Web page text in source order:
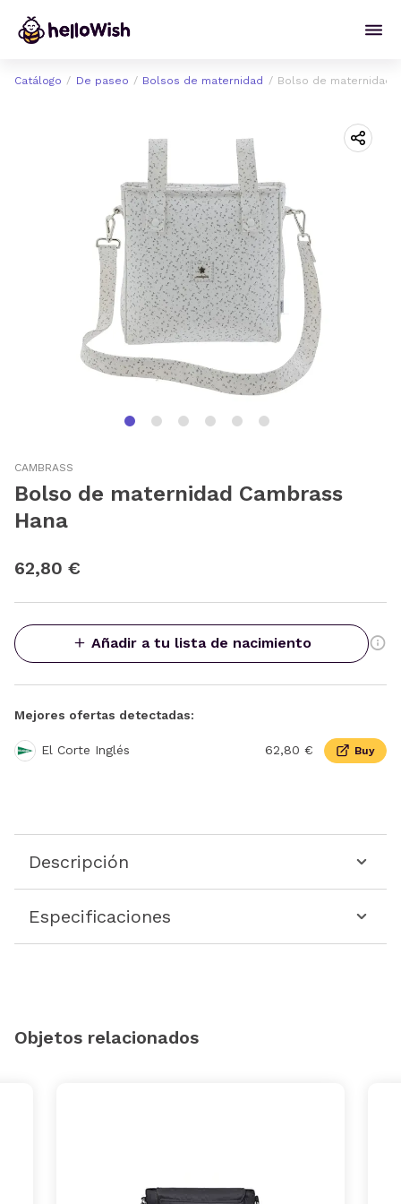
Catálogo De paseo Bolsos de maternidad Bolso de maternidad
CAMBRASS
Bolso de maternidad Cambrass
Hana
62,80 €
Añadir a tu lista de nacimiento
Mejores ofertas detectadas:
El Corte Inglés 62,80 € Buy
Descripción
Especificaciones
Objetos relacionados